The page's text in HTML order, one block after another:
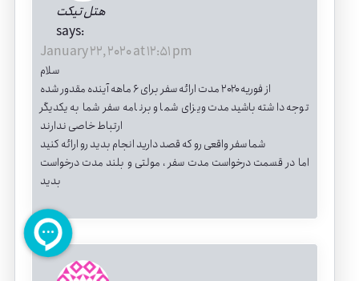
هتل تیکت
says:
January 22, 2020 at 12:51 pm
سلام
از فوریه ۲۰۲۰ مدت ارائه سفر برای ۶ ماهه آینده مقدور شده
توجه داشته باشیدمدت ویزای شما و برنامه سفر شما به یکدیگر
ارتباط خاصی ندارند
شما سفر واقعی رو که قصد دارید انجام بدید رو ارائه کنید
اما در قسمت درخواست مدت سفر ، مولتی و بلند مدت درخواست
بدید